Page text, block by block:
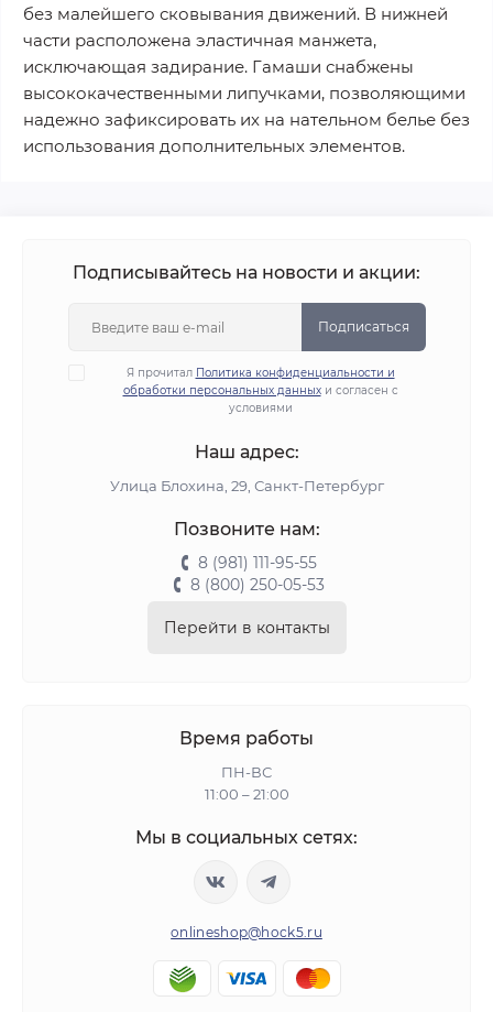
без малейшего сковывания движений. В нижней
части расположена эластичная манжета,
исключающая задирание. Гамаши снабжены
высококачественными липучками, позволяющими
надежно зафиксировать их на нательном белье без
использования дополнительных элементов.
Подписывайтесь на новости и акции:
Подписаться
Я прочитал Политика конфиденциальности и
обработки персональных данныхи согласен с
условиями
Наш адрес:
Улица Блохина, 29, Санкт-Петербург
Позвоните нам:
8 (981) 111-95-55
8 (800) 250-05-53
Перейти в контакты
Время работы
ПН-ВС
11:00 – 21:00
Мы в социальных сетях:
onlineshop@hock5.ru